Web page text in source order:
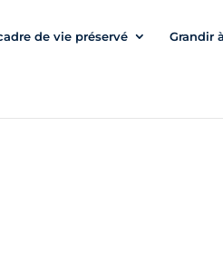
de vie préservé Grandir